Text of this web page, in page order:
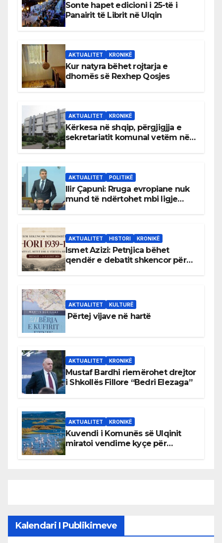
Sonte hapet edicioni i 25-të i
Panairit të Librit në Ulqin
AKTUALITET KRONIKË
Kur natyra bëhet rojtarja e
dhomës së Rexhep Qosjes
AKTUALITET KRONIKË
Kërkesa në shqip, përgjigjja e
sekretariatit komunal vetëm në
AKTUALITET POLITIKË
Ilir Çapuni: Rruga evropiane nuk
mund të ndërtohet mbi ligje
AKTUALITET HISTORI KRONIKË
Ismet Azizi: Petnjica bëhet
qendër e debatit shkencor për
AKTUALITET KULTURË
Përtej vijave në hartë
AKTUALITET KRONIKË
Mustaf Bardhi riemërohet drejtor
i Shkollës Fillore “Bedri Elezaga”
AKTUALITET KRONIKË
Kuvendi i Komunës së Ulqinit
miratoi vendime kyçe për
Kalendari I Publikimeve